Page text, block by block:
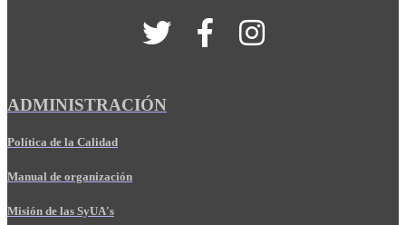
ADMINISTRACIÓN
Política de la Calidad
Manual de organización
Misión de las SyUA's